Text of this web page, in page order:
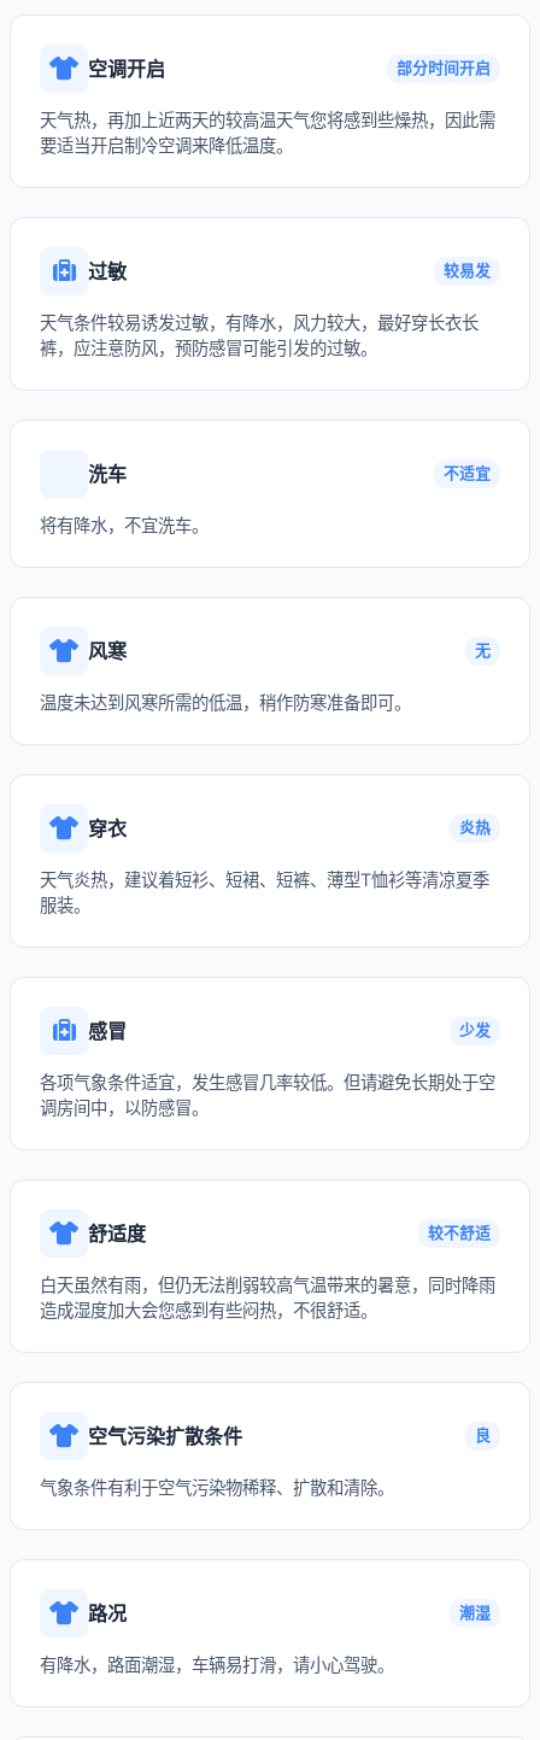
空调开启 部分时间开启
天气热，再加上近两天的较高温天气您将感到些燥热，因此需
要适当开启制冷空调来降低温度。
过敏 较易发
天气条件较易诱发过敏，有降水，风力较大，最好穿长衣长
裤，应注意防风，预防感冒可能引发的过敏。
洗车 不适宜
将有降水，不宜洗车。
风寒 无
温度未达到风寒所需的低温，稍作防寒准备即可。
穿衣 炎热
天气炎热，建议着短衫、短裙、短裤、薄型T恤衫等清凉夏季
服装。
感冒 少发
各项气象条件适宜，发生感冒几率较低。但请避免长期处于空
调房间中，以防感冒。
舒适度 较不舒适
白天虽然有雨，但仍无法削弱较高气温带来的暑意，同时降雨
造成湿度加大会您感到有些闷热，不很舒适。
空气污染扩散条件 良
气象条件有利于空气污染物稀释、扩散和清除。
路况 潮湿
有降水，路面潮湿，车辆易打滑，请小心驾驶。